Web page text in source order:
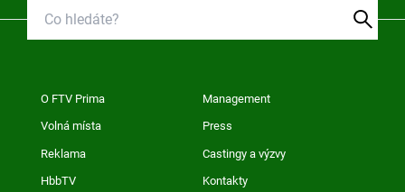
O FTV Prima Management
Volná místa Press
Reklama Castingy a výzvy
HbbTV Kontakty